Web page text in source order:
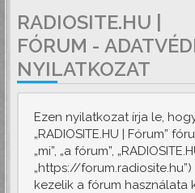
RADIOSITE.HU |
FÓRUM -
NYILATKOZAT
Ezen nyilatkozat írja le,
„RADIOSITE.HU | Fórum”
„mi”, „a fórum”,
„https://
kezelik a fórum használata